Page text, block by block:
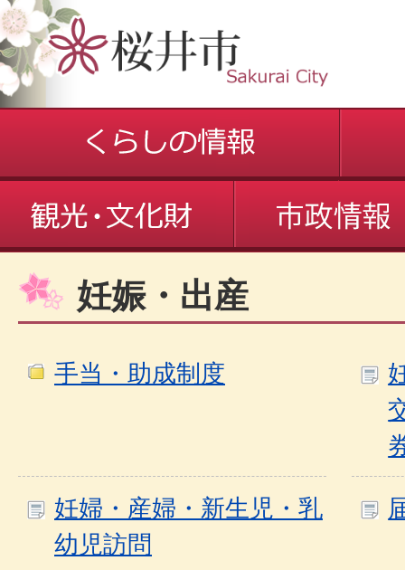
妊娠・出産
手当・助成制度
妊婦・産婦・新生児・乳
幼児訪問